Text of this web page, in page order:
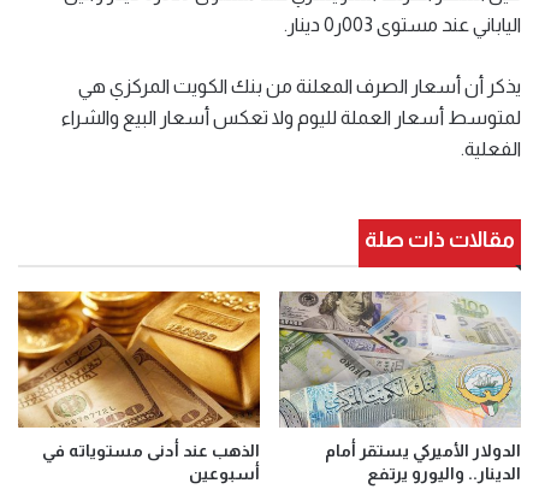
الياباني عند مستوى 003ر0 دينار.
يذكر أن أسعار الصرف المعلنة من بنك الكويت المركزي هي
لمتوسط أسعار العملة لليوم ولا تعكس أسعار البيع والشراء
الفعلية.
مقالات ذات صلة
الدولار الأميركي يستقر أمام
الدينار.. واليورو يرتفع
الذهب عند أدنى مستوياته في
أسبوعين